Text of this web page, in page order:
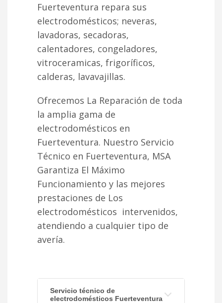
Fuerteventura repara sus
electrodomésticos; neveras,
lavadoras, secadoras,
calentadores, congeladores,
vitroceramicas, frigoríficos,
calderas, lavavajillas.
Ofrecemos La Reparación de toda
la amplia gama de
electrodomésticos en
Fuerteventura. Nuestro Servicio
Técnico en Fuerteventura, MSA
Garantiza El Máximo
Funcionamiento y las mejores
prestaciones de Los
electrodomésticos intervenidos,
atendiendo a cualquier tipo de
avería.
Servicio técnico de
electrodomésticos Fuerteventura